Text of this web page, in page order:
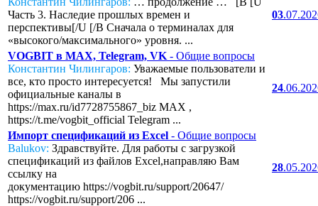
Часть 3. Наследие прошлых времен и
перспективы[/U [/B Сначала о терминалах для
«высокого/максимального» уровня. ...
03
VOGBIT в MAX, Telegram, VK - Общие вопросы
Константин Чилингаров: Уважаемые пользователи и
все, кто просто интересуется! Мы запустили
официальные каналы в
https://max.ru/id7728755867_biz MAX ,
https://t.me/vogbit_official Telegram ...
24
Импорт спецификаций из Excel - Общие вопросы
Balukov: Здравствуйте. Для работы с загрузкой
спецификаций из файлов Excel,направляю Вам
ссылку на
документацию https://vogbit.ru/support/20647/
https://vogbit.ru/support/206 ...
28